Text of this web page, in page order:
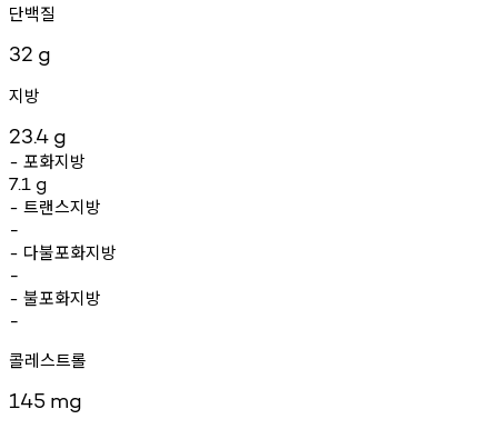
단백질
32 g
지방
23.4 g
- 포화지방
7.1 g
- 트랜스지방
-
- 다불포화지방
-
- 불포화지방
-
콜레스트롤
145 mg